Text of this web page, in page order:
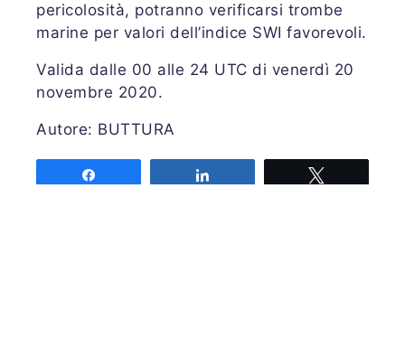
pericolosità, potranno verificarsi trombe
marine per valori dell’indice SWI favorevoli.
Valida dalle 00 alle 24 UTC di venerdì 20
novembre 2020.
Autore: BUTTURA